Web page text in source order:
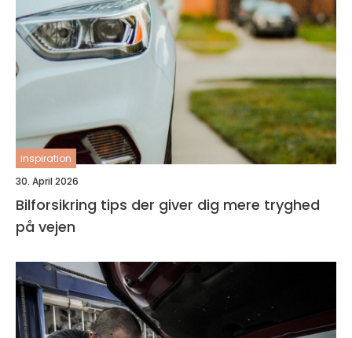
inspiration
30. April 2026
Bilforsikring tips der giver dig mere tryghed
på vejen